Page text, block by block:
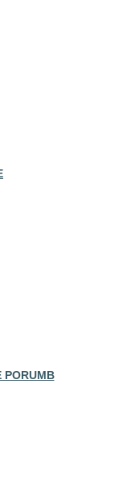
PORUMB